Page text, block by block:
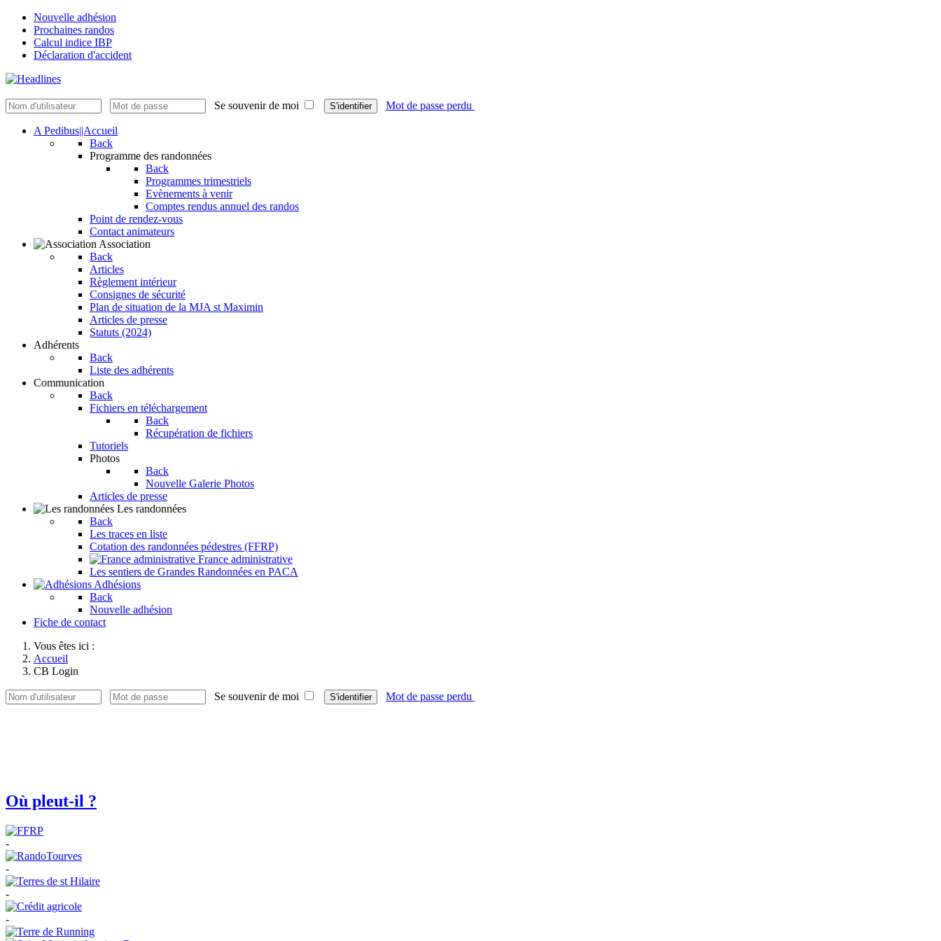
Nouvelle adhésion
Prochaines randos
Calcul indice IBP
Déclaration d'accident
Se souvenir de moi S'identifier Mot de passe perdu
A Pedibus||Accueil
Back
Programme des randonnées
Back
Programmes trimestriels
Evènements à venir
Comptes rendus annuel des randos
Point de rendez-vous
Contact animateurs
Association
Back
Articles
Règlement intérieur
Consignes de sécurité
Plan de situation de la MJA st Maximin
Articles de presse
Statuts (2024)
Adhérents
Back
Liste des adhérents
Communication
Back
Fichiers en téléchargement
Back
Récupération de fichiers
Tutoriels
Photos
Back
Nouvelle Galerie Photos
Articles de presse
Les randonnées
Back
Les traces en liste
Cotation des randonnées pédestres (FFRP)
France administrative
Les sentiers de Grandes Randonnées en PACA
Adhésions
Back
Nouvelle adhésion
Fiche de contact
Vous êtes ici :
Accueil
CB Login
Se souvenir de moi S'identifier Mot de passe perdu
Où pleut-il ?
-
-
-
-